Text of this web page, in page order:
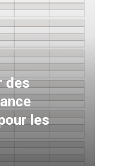
des
les